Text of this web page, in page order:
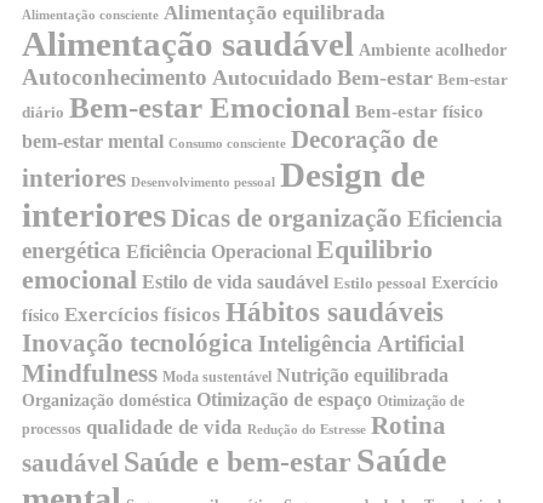
Alimentação consciente Alimentação equilibrada
Alimentação saudável Ambiente acolhedor
Autoconhecimento Autocuidado Bem-estar Bem-estar
diário Bem-estar Emocional Bem-estar físico
bem-estar mental Consumo consciente Decoração de
interiores Desenvolvimento pessoal
Design de
interioresDicas de organização Eficiencia
energética Eficiência Operacional Equilibrio
emocional Estilo de vida saudável Estilo pessoal Exercício
físico Exercícios físicos Hábitos saudáveis
Inovação tecnológica Inteligência Artificial
Mindfulness Moda sustentável Nutrição equilibrada
Organização doméstica Otimização de espaço Otimização de
processos qualidade de vida Redução do Estresse Rotina
saudável Saúde e bem-estar Saúde